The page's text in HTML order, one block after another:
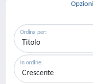
Opzioni
Ordina per:
In ordine: